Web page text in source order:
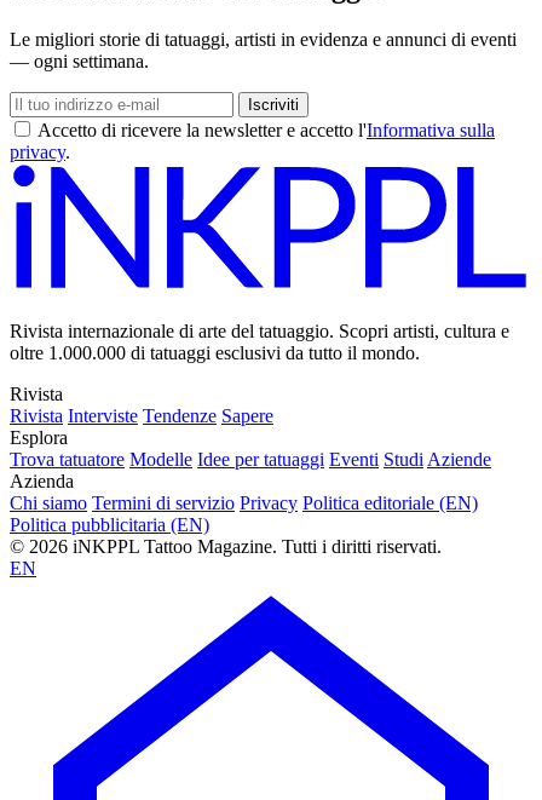
Le migliori storie di tatuaggi, artisti in evidenza e annunci di eventi
— ogni settimana.
Iscriviti
Accetto di ricevere la newsletter e accetto l'Informativa sulla
privacy.
Rivista internazionale di arte del tatuaggio. Scopri artisti, cultura e
oltre 1.000.000 di tatuaggi esclusivi da tutto il mondo.
Rivista
Rivista Interviste Tendenze Sapere
Esplora
Trova tatuatore Modelle Idee per tatuaggi Eventi StudiAziende
Azienda
Chi siamo Termini di servizio Privacy Politica editoriale (EN)
Politica pubblicitaria (EN)
© 2026 iNKPPL Tattoo Magazine. Tutti i diritti riservati.
EN